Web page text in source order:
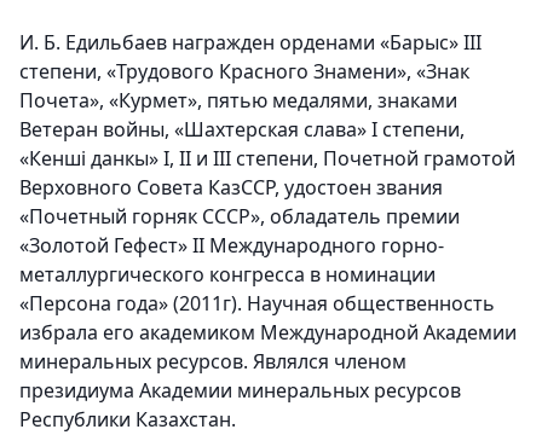
И. Б. Едильбаев награжден орденами «Барыс» III
степени, «Трудового Красного Знамени», «Знак
Почета», «Курмет», пятью медалями, знаками
Ветеран войны, «Шахтерская слава» I степени,
«Кеншi данкы» I, II и III степени, Почетной грамотой
Верховного Совета КазССР, удостоен звания
«Почетный горняк СССР», обладатель премии
«Золотой Гефест» II Международного горно-
металлургического конгресса в номинации
«Персона года» (2011г). Научная общественность
избрала его академиком Международной Академии
минеральных ресурсов. Являлся членом
президиума Академии минеральных ресурсов
Республики Казахстан.